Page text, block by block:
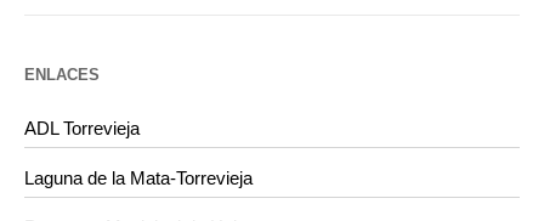
ENLACES
ADL Torrevieja
Laguna de la Mata-Torrevieja